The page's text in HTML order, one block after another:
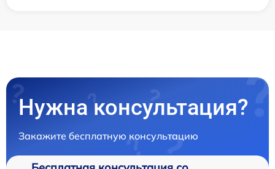
Нужна консультация?
Закажите бесплатную консультацию